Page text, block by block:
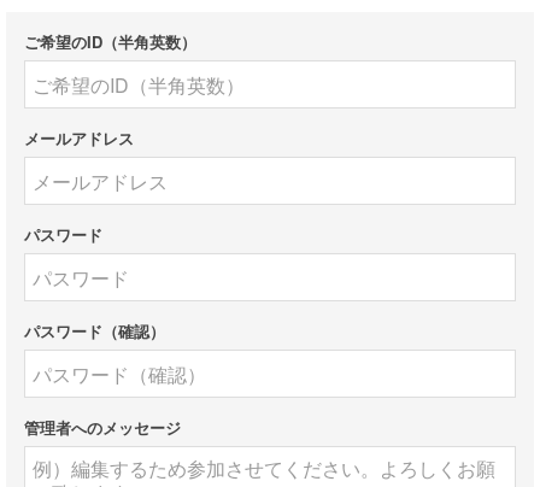
ご希望のID（半角英数）
メールアドレス
パスワード
パスワード（確認）
管理者へのメッセージ